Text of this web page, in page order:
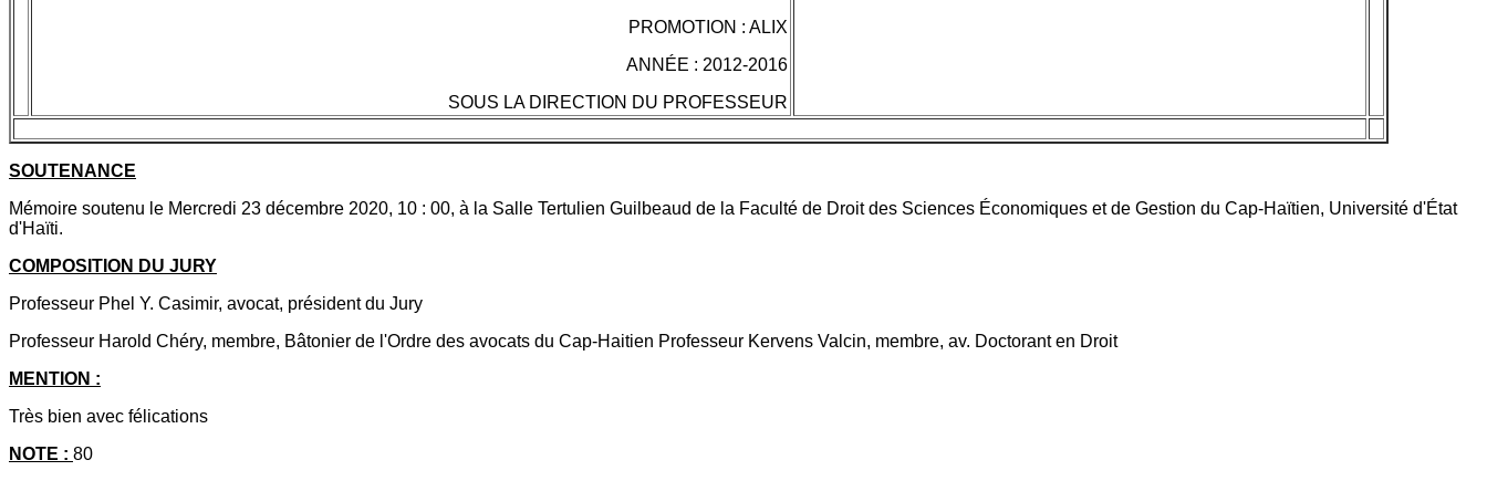
PROMOTION : ALIX
ANNÉE : 2012-2016
SOUS LA DIRECTION DU PROFESSEUR
SOUTENANCE
Mémoire soutenu le Mercredi 23 décembre 2020, 10 : 00, à la Salle Tertulien Guilbeaud de la Faculté de Droit des Sciences Économiques et de Gestion du Cap-Haïtien, Université d'État
d'Haïti.
COMPOSITION DU JURY
Professeur Phel Y. Casimir, avocat, président du Jury
Professeur Harold Chéry, membre, Bâtonier de l'Ordre des avocats du Cap-Haitien Professeur Kervens Valcin, membre, av. Doctorant en Droit
MENTION :
Très bien avec félications
NOTE : 80